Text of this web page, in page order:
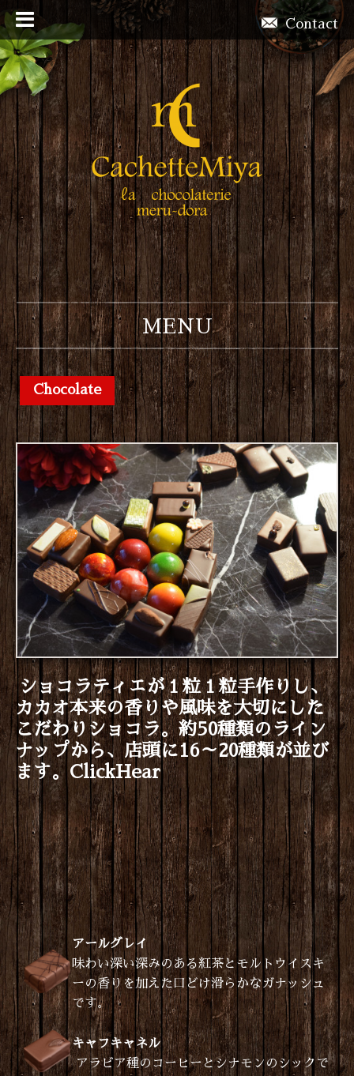
Contact
MENU
Chocolate
ショコラティエが１粒１粒手作りし、
カカオ本来の香りや風味を大切にした
こだわりショコラ。約50種類のライン
ナップから、店頭に16～20種類が並び
ます。ClickHear
アールグレイ
味わい深い深みのある紅茶とモルトウイスキ
ーの香りを加えた口どけ滑らかなガナッシュ
です。
キャフキャネル
アラビア種のコーヒーとシナモンのシックで